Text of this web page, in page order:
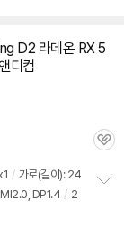
기
D2 라데온 RX 5
디컴
관
/ 가로(길이): 24
DP1.4 / 2